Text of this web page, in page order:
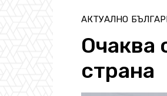
АКТУАЛНО
Очаква
страна